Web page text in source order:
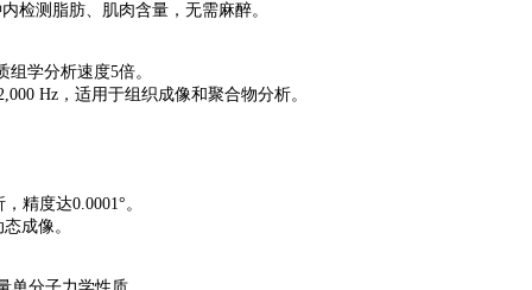
检测脂肪、肌肉含量，无需麻醉。
学分析速度5倍。
Hz，适用于组织成像和聚合物分析。
精度达0.0001°。
成像。